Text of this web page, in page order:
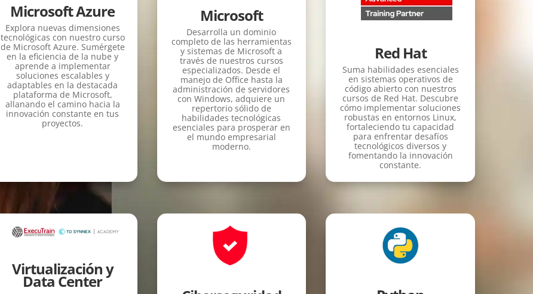
Microsoft Azure
Explora nuevas dimensiones
tecnológicas con nuestro curso
de Microsoft Azure. Sumérgete
en la eficiencia de la nube y
aprende a implementar
soluciones escalables y
adaptables en la destacada
plataforma de Microsoft,
allanando el camino hacia la
innovación constante en tus
proyectos.
Microsoft
Desarrolla un dominio
completo de las herramientas
y sistemas de Microsoft a
través de nuestros cursos
especializados. Desde el
manejo de Office hasta la
administración de servidores
con Windows, adquiere un
repertorio sólido de
habilidades tecnológicas
esenciales para prosperar en
el mundo empresarial
moderno.
Red Hat
Suma habilidades esenciales
en sistemas operativos de
código abierto con nuestros
cursos de Red Hat. Descubre
cómo implementar soluciones
robustas en entornos Linux,
fortaleciendo tu capacidad
para enfrentar desafíos
tecnológicos diversos y
fomentando la innovación
constante.
Virtualización y
Data Center